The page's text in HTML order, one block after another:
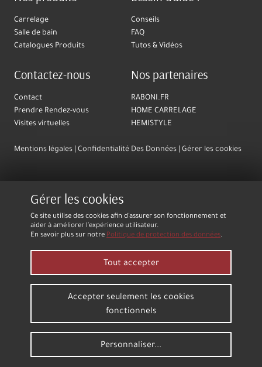
Carrelage
Salle de bain
Catalogues Produits
Conseils
FAQ
Tutos & Vidéos
Contactez-nous
Contact
Prendre Rendez-vous
Visites virtuelles
Nos partenaires
RABONI.FR
HOME CARRELAGE
HEMISTYLE
Mentions légales Confidentialité Des Données Gérer les cookies
Gérer les cookies
Ce site utilise des cookies afin d'assurer son fonctionnement et
aider à améliorer l'expérience utilisateur.
En savoir plus sur notre Politique de protection des données.
Tout accepter
Accepter seulement les cookies
fonctionnels
Personnaliser...